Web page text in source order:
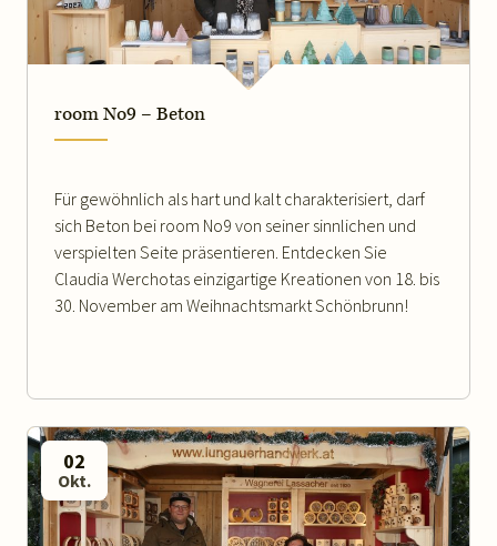
WEITERLESEN
room No9 – Beton
Für gewöhnlich als hart und kalt charakterisiert, darf
sich Beton bei room No9 von seiner sinnlichen und
verspielten Seite präsentieren. Entdecken Sie
Claudia Werchotas einzigartige Kreationen von 18. bis
30. November am Weihnachtsmarkt Schönbrunn!
02
Okt.